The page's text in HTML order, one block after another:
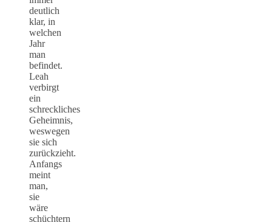
deutlich
klar, in
welchen
Jahr
man
befindet.
Leah
verbirgt
ein
schreckliches
Geheimnis,
weswegen
sie sich
zurückzieht.
Anfangs
meint
man,
sie
wäre
schüchtern